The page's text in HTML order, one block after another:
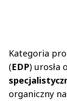
Kategoria
(EDP) urosła
organiczny